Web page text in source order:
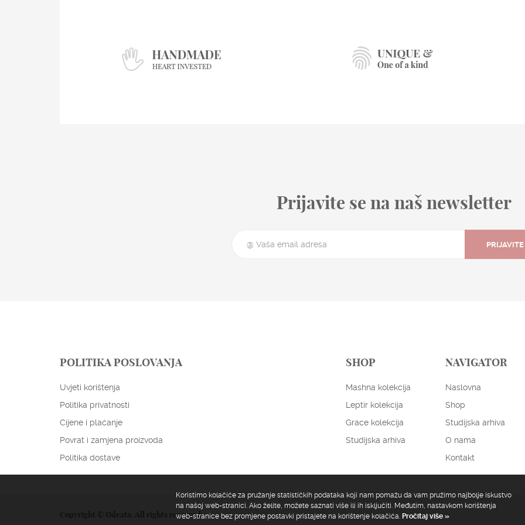
Prijavite se na naš newsletter
PRIJAVITE
POLITIKA POSLOVANJA
Uvjeti korištenja
Politika privatnosti
Cijene i plaćanje
Povrat i zamjena proizvoda
Politika dostave
SHOP
Mashna kolekcija
Leptir kolekcija
Grace kolekcija
Studijska arhiva
NAVIGATOR
Naslovna
Shop
Studijska arhiva
O nama
Kontakt
Copyright © Odeata. All rights reserved
Koristimo kolačiće za pružanje statističkih podataka koji nam pomažu da vam pružimo najbolje iskustvo
na našoj web-stranici. Ako želite, možete saznati više ili ih isključiti. Međutim, nastavkom korištenja
web-stranice bez promjene postavki pristajete na korištenje kolačića. Pročitaj više »